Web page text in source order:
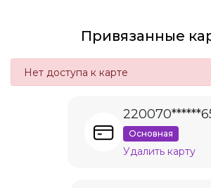
Привязанные
Нет доступа к карте
Основная
Удалить карту